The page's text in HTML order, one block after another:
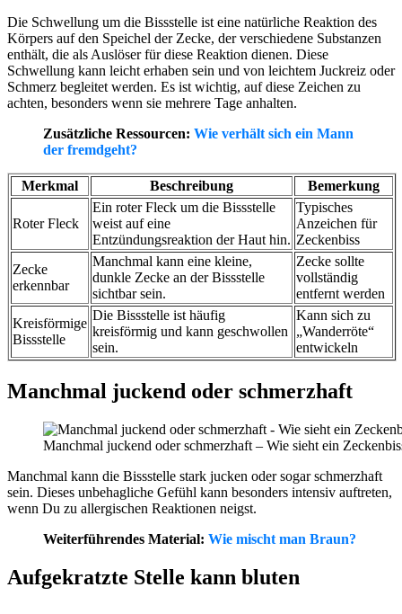
Die Schwellung um die Bissstelle ist eine natürliche Reaktion des
Körpers auf den Speichel der Zecke, der verschiedene Substanzen
enthält, die als Auslöser für diese Reaktion dienen. Diese
Schwellung kann leicht erhaben sein und von leichtem Juckreiz oder
Schmerz begleitet werden. Es ist wichtig, auf diese Zeichen zu
achten, besonders wenn sie mehrere Tage anhalten.
Zusätzliche Ressourcen: Wie verhält sich ein Mann
der fremdgeht?
Merkmal Beschreibung Bemerkung
Roter Fleck
Ein roter Fleck um die Bissstelle
weist auf eine
Entzündungsreaktion der Haut hin.
Typisches
Anzeichen für
Zeckenbiss
Zecke
erkennbar
Manchmal kann eine kleine,
dunkle Zecke an der Bissstelle
sichtbar sein.
Zecke sollte
vollständig
entfernt werden
Kreisförmige
Bissstelle
Die Bissstelle ist häufig
kreisförmig und kann geschwollen
sein.
Kann sich zu
„Wanderröte“
entwickeln
Manchmal juckend oder schmerzhaft
Manchmal juckend oder schmerzhaft – Wie sieht ein
Manchmal kann die Bissstelle stark jucken oder sogar schmerzhaft
sein. Dieses unbehagliche Gefühl kann besonders intensiv auftreten,
wenn Du zu allergischen Reaktionen neigst.
Weiterführendes Material: Wie mischt man Braun?
Aufgekratzte Stelle kann bluten